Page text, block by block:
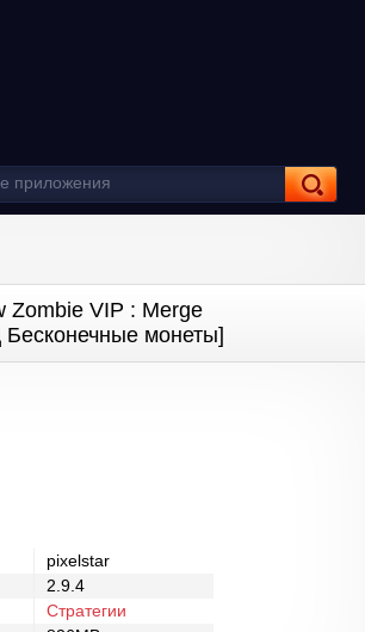
Zombie VIP : Merge
монеты]
pixelstar
2.9.4
Стратегии